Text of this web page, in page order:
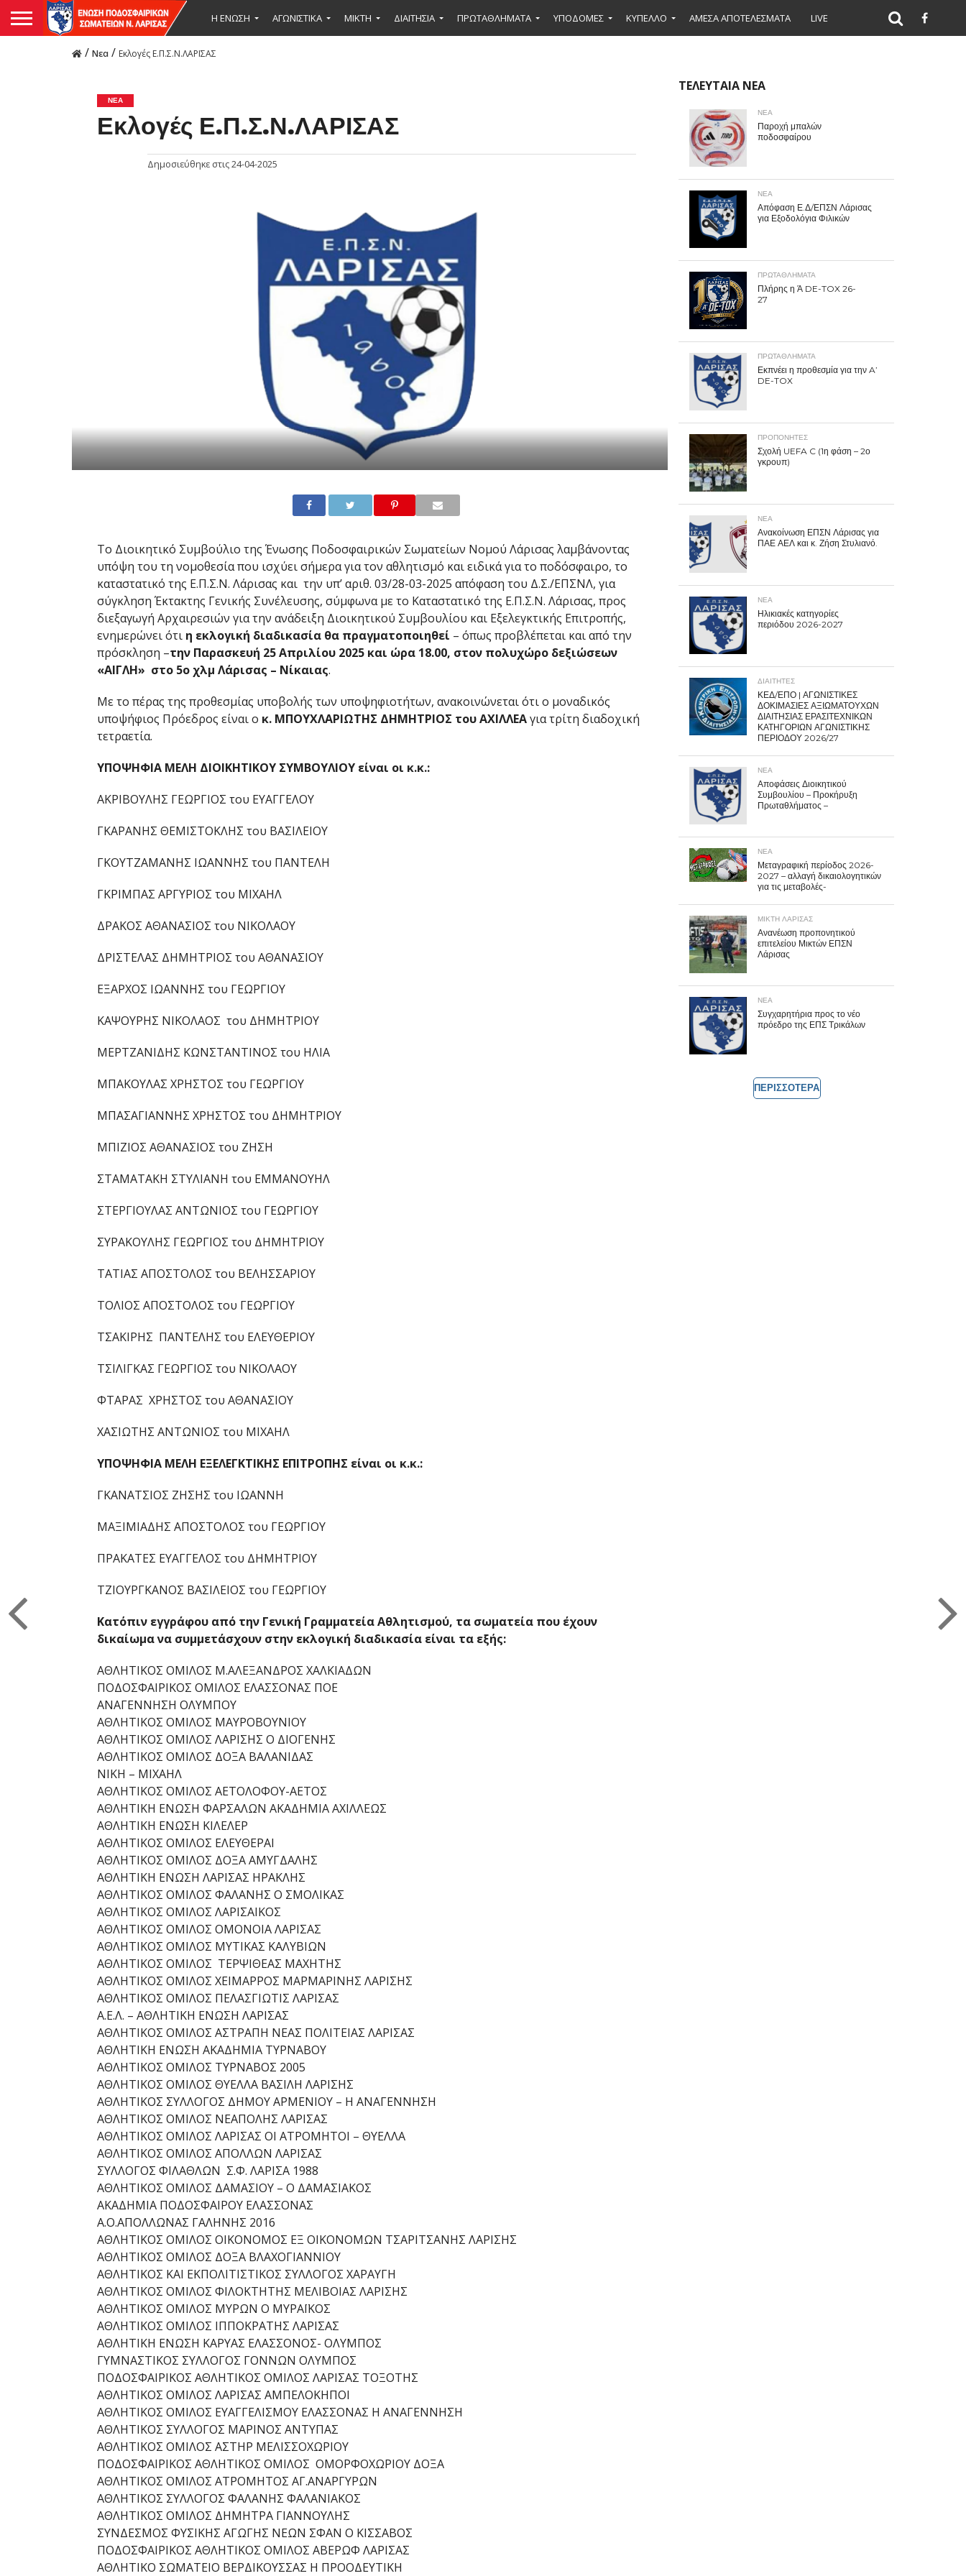
Η ΕΝΩΣΗ ΑΓΩΝΙΣΤΙΚΑ ΜΙΚΤΉ ΔΙΑΙΤΗΣΙΑ ΠΡΩΤΑΘΛΗΜΑΤΑ ΥΠΟΔΟΜΕΣ ΚΥΠΕΛΛΟ ΑΜΕΣΑ ΑΠΟΤΕΛΕΣΜΑΤΑ LIVE
/ Νεα / Εκλογές Ε.Π.Σ.Ν.ΛΑΡΙΣΑΣ
ΝΕΑ
Εκλογές Ε.Π.Σ.Ν.ΛΑΡΙΣΑΣ
Δημοσιεύθηκε στις24-04-2025
Το Διοικητικό Συμβούλιο της Ένωσης Ποδοσφαιρικών Σωματείων Νομού Λάρισας λαμβάνοντας
υπόψη του τη νομοθεσία που ισχύει σήμερα για τον αθλητισμό και ειδικά για το ποδόσφαιρο, το
καταστατικό της Ε.Π.Σ.Ν. Λάρισας και την υπ’ αριθ. 03/28-03-2025 απόφαση του Δ.Σ./ΕΠΣΝΛ, για
σύγκληση Έκτακτης Γενικής Συνέλευσης, σύμφωνα με το Καταστατικό της Ε.Π.Σ.Ν. Λάρισας, προς
διεξαγωγή Αρχαιρεσιών για την ανάδειξη Διοικητικού Συμβουλίου και Εξελεγκτικής Επιτροπής,
ενημερώνει ότι η εκλογική διαδικασία θα πραγματοποιηθεί – όπως προβλέπεται και από την
πρόσκληση –την Παρασκευή 25 Απριλίου 2025και ώρα 18.00, στον πολυχώρο δεξιώσεων
«ΑΙΓΛΗ» στο 5ο χλμ Λάρισας – Νίκαιας.
Με το πέρας της προθεσμίας υποβολής των υποψηφιοτήτων, ανακοινώνεται ότι ο μοναδικός
υποψήφιος Πρόεδρος είναι ο κ. ΜΠOΥΧΛΑΡΙΩΤΗΣ ΔΗΜΗΤΡΙΟΣ του ΑΧΙΛΛΕΑγια τρίτη διαδοχική
τετραετία.
ΥΠΟΨΗΦΙA ΜΕΛH ΔΙΟΙΚΗΤΙΚΟΥ ΣΥΜΒΟΥΛΙΟΥ είναι οι κ.κ.:
ΑΚΡΙΒΟΥΛΗΣ ΓΕΩΡΓΙΟΣ του ΕΥΑΓΓΕΛΟΥ
ΓΚΑΡΑΝΗΣ ΘΕΜΙΣΤΟΚΛΗΣ του ΒΑΣΙΛΕΙΟΥ
ΓΚΟΥΤΖΑΜΑΝΗΣ ΙΩΑΝΝΗΣ του ΠΑΝΤΕΛΗ
ΓΚΡΙΜΠΑΣ ΑΡΓΥΡΙΟΣ του ΜΙΧΑΗΛ
ΔΡΑΚΟΣ ΑΘΑΝΑΣΙΟΣ του ΝΙΚΟΛΑΟΥ
ΔΡΙΣΤΕΛΑΣ ΔΗΜΗΤΡΙΟΣ του ΑΘΑΝΑΣΙΟΥ
ΕΞΑΡΧΟΣ ΙΩΑΝΝΗΣ του ΓΕΩΡΓΙΟΥ
ΚΑΨΟΥΡΗΣ ΝΙΚΟΛΑΟΣ του ΔΗΜΗΤΡΙΟΥ
ΜΕΡΤΖΑΝΙΔΗΣ ΚΩΝΣΤΑΝΤΙΝΟΣ του ΗΛΙΑ
ΜΠΑΚΟΥΛΑΣ ΧΡΗΣΤΟΣ του ΓΕΩΡΓΙΟΥ
ΜΠΑΣΑΓΙΑΝΝΗΣ ΧΡΗΣΤΟΣ του ΔΗΜΗΤΡΙΟΥ
ΜΠΙΖΙΟΣ ΑΘΑΝΑΣΙΟΣ του ΖΗΣΗ
ΣΤΑΜΑΤΑΚΗ ΣΤΥΛΙΑΝΗ του ΕΜΜΑΝΟΥΗΛ
ΣΤΕΡΓΙΟΥΛΑΣ ΑΝΤΩΝΙΟΣ του ΓΕΩΡΓΙΟΥ
ΣΥΡΑΚΟΥΛΗΣ ΓΕΩΡΓΙΟΣ του ΔΗΜΗΤΡΙΟΥ
ΤΑΤΙΑΣ ΑΠΟΣΤΟΛΟΣ του ΒΕΛΗΣΣΑΡΙΟΥ
ΤΟΛΙΟΣ ΑΠΟΣΤΟΛΟΣ του ΓΕΩΡΓΙΟΥ
ΤΣΑΚΙΡΗΣ ΠΑΝΤΕΛΗΣ του ΕΛΕΥΘΕΡΙΟΥ
ΤΣΙΛΙΓΚΑΣ ΓΕΩΡΓΙΟΣ του ΝΙΚΟΛΑΟΥ
ΦΤΑΡΑΣ ΧΡΗΣΤΟΣ του ΑΘΑΝΑΣΙΟΥ
ΧΑΣΙΩΤΗΣ ΑΝΤΩΝΙΟΣ του ΜΙΧΑΗΛ
ΥΠΟΨΗΦΙA ΜΕΛH ΕΞΕΛΕΓΚΤΙΚΗΣ ΕΠΙΤΡΟΠΗΣ είναι οι κ.κ.:
ΓΚΑΝΑΤΣΙΟΣ ΖΗΣΗΣ του ΙΩΑΝΝΗ
ΜΑΞΙΜΙΑΔΗΣ ΑΠΟΣΤΟΛΟΣ του ΓΕΩΡΓΙΟΥ
ΠΡΑΚΑΤΕΣ ΕΥΑΓΓΕΛΟΣ του ΔΗΜΗΤΡΙΟΥ
ΤΖΙΟΥΡΓΚΑΝΟΣ ΒΑΣΙΛΕΙΟΣ του ΓΕΩΡΓΙΟΥ
Κατόπιν εγγράφου από την Γενική Γραμματεία Αθλητισμού, τα σωματεία που έχουν
δικαίωμα να συμμετάσχουν στην εκλογική διαδικασία είναι τα εξής:
ΑΘΛΗΤΙΚΟΣ ΟΜΙΛΟΣ Μ.ΑΛΕΞΑΝΔΡΟΣ ΧΑΛΚΙΑΔΩΝ
ΠΟΔΟΣΦΑΙΡΙΚΟΣ ΟΜΙΛΟΣ ΕΛΑΣΣΟΝΑΣ ΠΟΕ
ΑΝΑΓΕΝΝΗΣΗ ΟΛΥΜΠΟΥ
ΑΘΛΗΤΙΚΟΣ ΟΜΙΛΟΣ ΜΑΥΡΟΒΟΥΝΙΟΥ
ΑΘΛΗΤΙΚΟΣ ΟΜΙΛΟΣ ΛΑΡΙΣΗΣ Ο ΔΙΟΓΕΝΗΣ
ΑΘΛΗΤΙΚΟΣ ΟΜΙΛΟΣ ΔΟΞΑ ΒΑΛΑΝΙΔΑΣ
ΝΙΚΗ – ΜΙΧΑΗΛ
ΑΘΛΗΤΙΚΟΣ ΟΜΙΛΟΣ ΑΕΤΟΛΟΦΟΥ-ΑΕΤΟΣ
ΑΘΛΗΤΙΚΗ ΕΝΩΣΗ ΦΑΡΣΑΛΩΝ ΑΚΑΔΗΜΙΑ ΑΧΙΛΛΕΩΣ
ΑΘΛΗΤΙΚΗ ΕΝΩΣΗ ΚΙΛΕΛΕΡ
ΑΘΛΗΤΙΚΟΣ ΟΜΙΛΟΣ ΕΛΕΥΘΕΡΑΙ
ΑΘΛΗΤΙΚΟΣ ΟΜΙΛΟΣ ΔΟΞΑ ΑΜΥΓΔΑΛΗΣ
ΑΘΛΗΤΙΚΗ ΕΝΩΣΗ ΛΑΡΙΣΑΣ ΗΡΑΚΛΗΣ
ΑΘΛΗΤΙΚΟΣ ΟΜΙΛΟΣ ΦΑΛΑΝΗΣ Ο ΣΜΟΛΙΚΑΣ
ΑΘΛΗΤΙΚΟΣ ΟΜΙΛΟΣ ΛΑΡΙΣΑΙΚΟΣ
ΑΘΛΗΤΙΚΟΣ ΟΜΙΛΟΣ ΟΜΟΝΟΙΑ ΛΑΡΙΣΑΣ
ΑΘΛΗΤΙΚΟΣ ΟΜΙΛΟΣ ΜΥΤΙΚΑΣ ΚΑΛΥΒΙΩΝ
ΑΘΛΗΤΙΚΟΣ ΟΜΙΛΟΣ ΤΕΡΨΙΘΕΑΣ ΜΑΧΗΤΗΣ
ΑΘΛΗΤΙΚΟΣ ΟΜΙΛΟΣ ΧΕΙΜΑΡΡΟΣ ΜΑΡΜΑΡΙΝΗΣ ΛΑΡΙΣΗΣ
ΑΘΛΗΤΙΚΟΣ ΟΜΙΛΟΣ ΠΕΛΑΣΓΙΩΤΙΣ ΛΑΡΙΣΑΣ
Α.Ε.Λ. – ΑΘΛΗΤΙΚΗ ΕΝΩΣΗ ΛΑΡΙΣΑΣ
ΑΘΛΗΤΙΚΟΣ ΟΜΙΛΟΣ ΑΣΤΡΑΠΗ ΝΕΑΣ ΠΟΛΙΤΕΙΑΣ ΛΑΡΙΣΑΣ
ΑΘΛΗΤΙΚΗ ΕΝΩΣΗ ΑΚΑΔΗΜΙΑ ΤΥΡΝΑΒΟΥ
ΑΘΛΗΤΙΚΟΣ ΟΜΙΛΟΣ ΤΥΡΝΑΒΟΣ 2005
ΑΘΛΗΤΙΚΟΣ ΟΜΙΛΟΣ ΘΥΕΛΛΑ ΒΑΣΙΛΗ ΛΑΡΙΣΗΣ
ΑΘΛΗΤΙΚΟΣ ΣΥΛΛΟΓΟΣ ΔΗΜΟΥ ΑΡΜΕΝΙΟΥ – Η ΑΝΑΓΕΝΝΗΣΗ
ΑΘΛΗΤΙΚΟΣ ΟΜΙΛΟΣ ΝΕΑΠΟΛΗΣ ΛΑΡΙΣΑΣ
ΑΘΛΗΤΙΚΟΣ ΟΜΙΛΟΣ ΛΑΡΙΣΑΣ ΟΙ ΑΤΡΟΜΗΤΟΙ – ΘΥΕΛΛΑ
ΑΘΛΗΤΙΚΟΣ ΟΜΙΛΟΣ ΑΠΟΛΛΩΝ ΛΑΡΙΣΑΣ
ΣΥΛΛΟΓΟΣ ΦΙΛΑΘΛΩΝ Σ.Φ. ΛΑΡΙΣΑ 1988
ΑΘΛΗΤΙΚΟΣ ΟΜΙΛΟΣ ΔΑΜΑΣΙΟΥ – Ο ΔΑΜΑΣΙΑΚΟΣ
ΑΚΑΔΗΜΙΑ ΠΟΔΟΣΦΑΙΡΟΥ ΕΛΑΣΣΟΝΑΣ
Α.Ο.ΑΠΟΛΛΩΝΑΣ ΓΑΛΗΝΗΣ 2016
ΑΘΛΗΤΙΚΟΣ ΟΜΙΛΟΣ ΟΙΚΟΝΟΜΟΣ ΕΞ ΟΙΚΟΝΟΜΩΝ ΤΣΑΡΙΤΣΑΝΗΣ ΛΑΡΙΣΗΣ
ΑΘΛΗΤΙΚΟΣ ΟΜΙΛΟΣ ΔΟΞΑ ΒΛΑΧΟΓΙΑΝΝΙΟΥ
ΑΘΛΗΤΙΚΟΣ ΚΑΙ ΕΚΠΟΛΙΤΙΣΤΙΚΟΣ ΣΥΛΛΟΓΟΣ ΧΑΡΑΥΓΗ
ΑΘΛΗΤΙΚΟΣ ΟΜΙΛΟΣ ΦΙΛΟΚΤΗΤΗΣ ΜΕΛΙΒΟΙΑΣ ΛΑΡΙΣΗΣ
ΑΘΛΗΤΙΚΟΣ ΟΜΙΛΟΣ ΜΥΡΩΝ Ο ΜΥΡΑΪΚΟΣ
ΑΘΛΗΤΙΚΟΣ ΟΜΙΛΟΣ ΙΠΠΟΚΡΑΤΗΣ ΛΑΡΙΣΑΣ
ΑΘΛΗΤΙΚΗ ΕΝΩΣΗ ΚΑΡΥΑΣ ΕΛΑΣΣΟΝΟΣ- ΟΛΥΜΠΟΣ
ΓΥΜΝΑΣΤΙΚΟΣ ΣΥΛΛΟΓΟΣ ΓΟΝΝΩΝ ΟΛΥΜΠΟΣ
ΠΟΔΟΣΦΑΙΡΙΚΟΣ ΑΘΛΗΤΙΚΟΣ ΟΜΙΛΟΣ ΛΑΡΙΣΑΣ ΤΟΞΟΤΗΣ
ΑΘΛΗΤΙΚΟΣ ΟΜΙΛΟΣ ΛΑΡΙΣΑΣ ΑΜΠΕΛΟΚΗΠΟΙ
ΑΘΛΗΤΙΚΟΣ ΟΜΙΛΟΣ ΕΥΑΓΓΕΛΙΣΜΟΥ ΕΛΑΣΣΟΝΑΣ Η ΑΝΑΓΕΝΝΗΣΗ
ΑΘΛΗΤΙΚΟΣ ΣΥΛΛΟΓΟΣ ΜΑΡΙΝΟΣ ΑΝΤΥΠΑΣ
ΑΘΛΗΤΙΚΟΣ ΟΜΙΛΟΣ ΑΣΤΗΡ ΜΕΛΙΣΣΟΧΩΡΙΟΥ
ΠΟΔΟΣΦΑΙΡΙΚΟΣ ΑΘΛΗΤΙΚΟΣ ΟΜΙΛΟΣ ΟΜΟΡΦΟΧΩΡΙΟΥ ΔΟΞΑ
ΑΘΛΗΤΙΚΟΣ ΟΜΙΛΟΣ ΑΤΡΟΜΗΤΟΣ ΑΓ.ΑΝΑΡΓΥΡΩΝ
ΑΘΛΗΤΙΚΟΣ ΣΥΛΛΟΓΟΣ ΦΑΛΑΝΗΣ ΦΑΛΑΝΙΑΚΟΣ
ΑΘΛΗΤΙΚΟΣ ΟΜΙΛΟΣ ΔΗΜΗΤΡΑ ΓΙΑΝΝΟΥΛΗΣ
ΣΥΝΔΕΣΜΟΣ ΦΥΣΙΚΗΣ ΑΓΩΓΗΣ ΝΕΩΝ ΣΦΑΝ Ο ΚΙΣΣΑΒΟΣ
ΠΟΔΟΣΦΑΙΡΙΚΟΣ ΑΘΛΗΤΙΚΟΣ ΟΜΙΛΟΣ ΑΒΕΡΩΦ ΛΑΡΙΣΑΣ
ΑΘΛΗΤΙΚΟ ΣΩΜΑΤΕΙΟ ΒΕΡΔΙΚΟΥΣΣΑΣ Η ΠΡΟΟΔΕΥΤΙΚΗ
ΤΕΛΕΥΤΑΙΑ ΝΕΑ
ΝΕΑ
Παροχή μπαλών
ποδοσφαίρου
ΝΕΑ
Απόφαση Ε.Δ/ΕΠΣΝ Λάρισας
για Εξοδολόγια Φιλικών
ΠΡΩΤΑΘΛΉΜΑΤΑ
Πλήρης η Ά DE-TOX 26-
27
ΠΡΩΤΑΘΛΉΜΑΤΑ
Εκπνέει η προθεσμία για την A’
DE-TOX
ΠΡΟΠΟΝΗΤΈΣ
Σχολή UEFA C (1η φάση – 2ο
γκρουπ)
ΝΕΑ
Ανακοίνωση ΕΠΣΝ Λάρισας για
ΠΑΕ ΑΕΛ και κ. Ζήση Στυλιανό.
ΝΕΑ
Ηλικιακές κατηγορίες
περιόδου 2026-2027
ΔΙΑΙΤΗΤΕΣ
ΚΕΔ/ΕΠΟ | ΑΓΩΝΙΣΤΙΚΕΣ
ΔΟΚΙΜΑΣΙΕΣ ΑΞΙΩΜΑΤΟΥΧΩΝ
ΔΙΑΙΤΗΣΙΑΣ ΕΡΑΣΙΤΕΧΝΙΚΩΝ
ΚΑΤΗΓΟΡΙΩΝ ΑΓΩΝΙΣΤΙΚΗΣ
ΠΕΡΙΟΔΟΥ 2026/27
ΝΕΑ
Αποφάσεις Διοικητικού
Συμβουλίου – Προκήρυξη
Πρωταθλήματος –
ΝΕΑ
Μεταγραφική περίοδος 2026-
2027 – αλλαγή δικαιολογητικών
για τις μεταβολές-
ΜΙΚΤΗ ΛΑΡΙΣΑΣ
Ανανέωση προπονητικού
επιτελείου Μικτών ΕΠΣΝ
Λάρισας
ΝΕΑ
Συγχαρητήρια προς το νέο
πρόεδρο της ΕΠΣ Τρικάλων
ΠΕΡΙΣΣΟΤΕΡΑ